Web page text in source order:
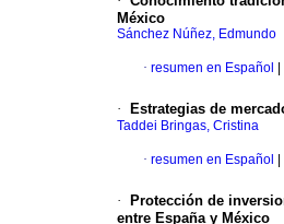
México
Sánchez Núñez, Edmundo
· resumen en Español
· Estrategias de
Taddei Bringas, Cristina
· resumen en Español
·
Protección de
entre España y México